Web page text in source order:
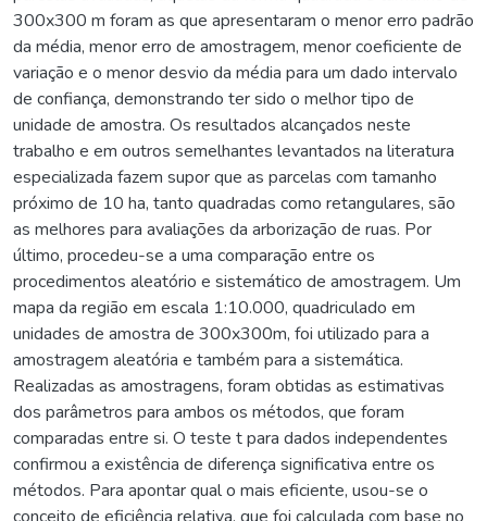
300x300 m foram as que apresentaram o menor erro padrão
da média, menor erro de amostragem, menor coeficiente de
variação e o menor desvio da média para um dado intervalo
de confiança, demonstrando ter sido o melhor tipo de
unidade de amostra. Os resultados alcançados neste
trabalho e em outros semelhantes levantados na literatura
especializada fazem supor que as parcelas com tamanho
próximo de 10 ha, tanto quadradas como retangulares, são
as melhores para avaliações da arborização de ruas. Por
último, procedeu-se a uma comparação entre os
procedimentos aleatório e sistemático de amostragem. Um
mapa da região em escala 1:10.000, quadriculado em
unidades de amostra de 300x300m, foi utilizado para a
amostragem aleatória e também para a sistemática.
Realizadas as amostragens, foram obtidas as estimativas
dos parâmetros para ambos os métodos, que foram
comparadas entre si. O teste t para dados independentes
confirmou a existência de diferença significativa entre os
métodos. Para apontar qual o mais eficiente, usou-se o